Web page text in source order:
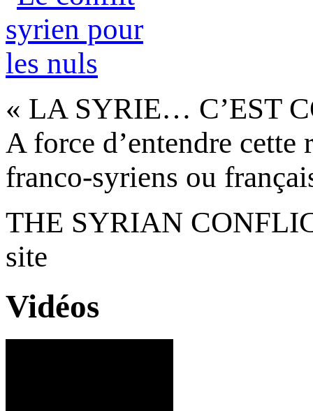
« LA SYRIE… C’EST
A force d’entendre
franco-syriens ou
THE SYRIAN
site
Vidéos